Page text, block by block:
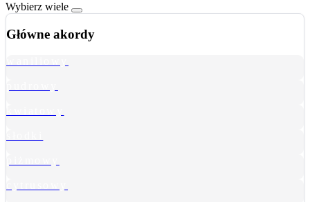
Wybierz wiele
Główne akordy